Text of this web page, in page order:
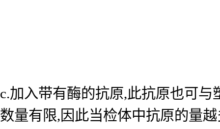
c.加入带有酶的抗原,此抗原也可
数量有限,因此当检体中抗原的量